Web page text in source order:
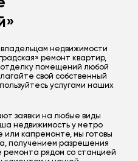
недвижимости
ремонт квартир,
помещений любой
свой собственный
услугами наших
заявки на любые виды
недвижимость у метро
капремонте, мы готовы
получением разрешения
ремонта рядом со станцией